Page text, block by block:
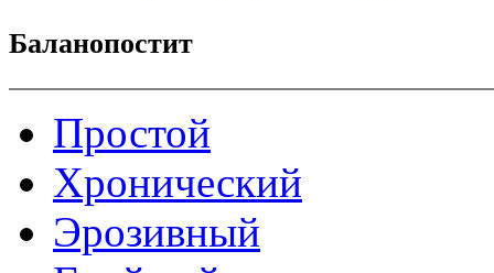
Баланопостит
Простой
Хронический
Эрозивный